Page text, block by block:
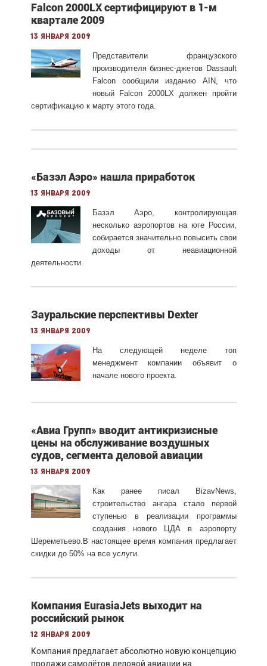
Falcon 2000LX сертифицируют в 1-м
квартале 2009
13 января 2009
Представители французского
производителя бизнес-джетов Dassault
Falcon сообщили изданию AIN, что
новый Falcon 2000LX должен пройти
сертификацию к марту этого года.
«Базэл Аэро» нашла приработок
13 января 2009
Базэл Аэро, контролирующая
несколько аэропортов на юге России,
собирается значительно повысить свои
доходы от неавиационной
деятельности.
Зауральские перспективы Dexter
13 января 2009
На следующей неделе топ
менеджмент компании объявит о
начале нового проекта.
«Авиа Групп» вводит антикризисные
цены на обслуживание воздушных
судов, сегмента деловой авиации
13 января 2009
Как ранее писал BizavNews,
строительство ангара стало первой
ступенью в реализации программы
создания нового ЦДА в аэропорту
Шереметьево.В настоящее время компания предлагает
скидки до 50% на все услуги.
Компания EurasiaJets выходит на
российский рынок
12 января 2009
Компания предлагает абсолютно новую концепцию
продажи самолётов деловой авиации на